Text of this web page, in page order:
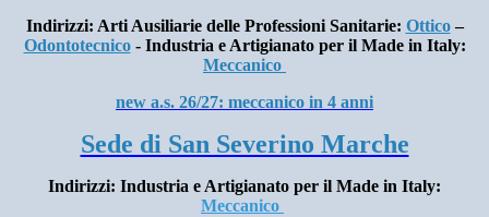
Indirizzi: Arti Ausiliarie delle Professioni Sanitarie: Ottico–
Odontotecnico- Industria e Artigianato per il Made in Italy:
Meccanico
new a.s. 26/27: meccanico in 4 anni
Sede di San Severino Marche
Indirizzi: Industria e Artigianato per il Made in Italy:
Meccanico